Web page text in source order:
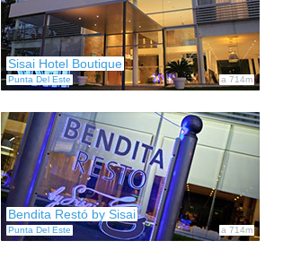
Punta Del Este
Sisai Hotel Boutique
a 714m
Punta Del Este
Bendita Restó by Sisai
a 714m